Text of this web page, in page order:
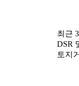
최근
DSR
토지